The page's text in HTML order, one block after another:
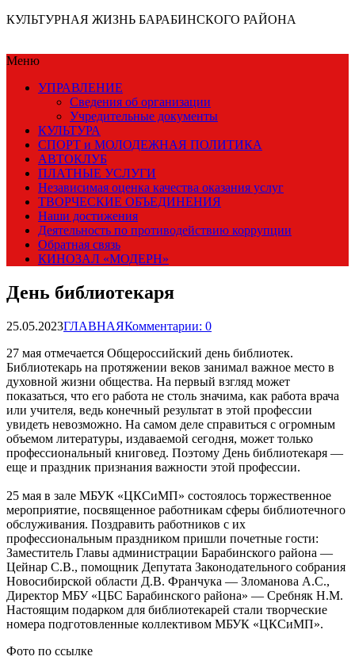
КУЛЬТУРНАЯ ЖИЗНЬ БАРАБИНСКОГО РАЙОНА
Меню
УПРАВЛЕНИЕ
Сведения об организации
Учредительные документы
КУЛЬТУРА
СПОРТ и МОЛОДЕЖНАЯ ПОЛИТИКА
АВТОКЛУБ
ПЛАТНЫЕ УСЛУГИ
Независимая оценка качества оказания услуг
ТВОРЧЕСКИЕ ОБЪЕДИНЕНИЯ
Наши достижения
Деятельность по противодействию коррупции
Обратная связь
КИНОЗАЛ «МОДЕРН»
День библиотекаря
25.05.2023ГЛАВНАЯКомментарии: 0
27 мая отмечается Общероссийский день библиотек.
Библиотекарь на протяжении веков занимал важное место в
духовной жизни общества. На первый взгляд может
показаться, что его работа не столь значима, как работа врача
или учителя, ведь конечный результат в этой профессии
увидеть невозможно. На самом деле справиться с огромным
объемом литературы, издаваемой сегодня, может только
профессиональный книговед. Поэтому День библиотекаря —
еще и праздник признания важности этой профессии.
25 мая в зале МБУК «ЦКСиМП» состоялось торжественное
мероприятие, посвященное работникам сферы библиотечного
обслуживания. Поздравить работников с их
профессиональным праздником пришли почетные гости:
Заместитель Главы администрации Барабинского района —
Цейнар С.В., помощник Депутата Законодательного собрания
Новосибирской области Д.В. Франчука — Зломанова А.С.,
Директор МБУ «ЦБС Барабинского района» — Сребняк Н.М.
Настоящим подарком для библиотекарей стали творческие
номера подготовленные коллективом МБУК «ЦКСиМП».
Фото по ссылке